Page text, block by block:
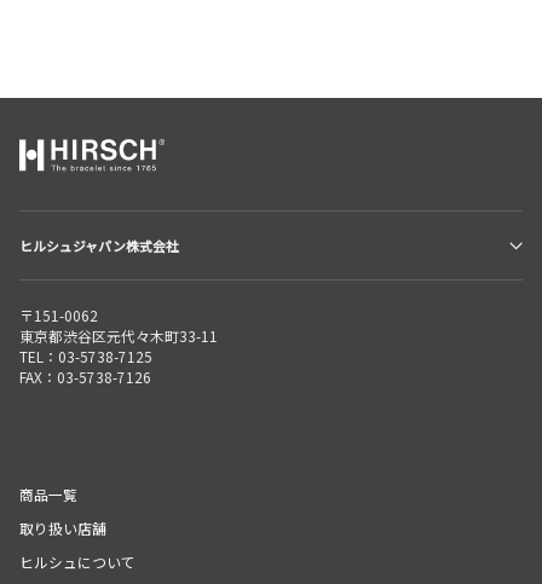
ヒルシュジャパン株式会社
〒151-0062
東京都渋谷区元代々木町33-11
TEL：03-5738-7125
FAX：03-5738-7126
商品一覧
取り扱い店舗
ヒルシュについて